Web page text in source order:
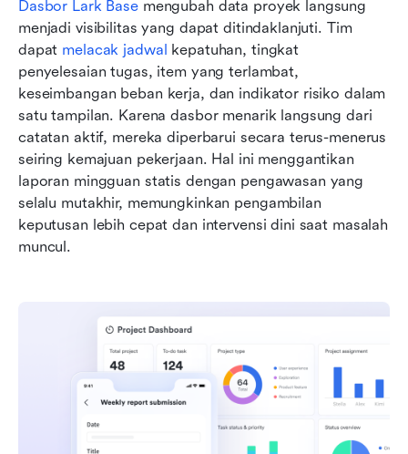
Dasbor Lark Base mengubah data proyek langsung
menjadi visibilitas yang dapat ditindaklanjuti. Tim
dapat melacak jadwal kepatuhan, tingkat
penyelesaian tugas, item yang terlambat,
keseimbangan beban kerja, dan indikator risiko dalam
satu tampilan. Karena dasbor menarik langsung dari
catatan aktif, mereka diperbarui secara terus-menerus
seiring kemajuan pekerjaan. Hal ini menggantikan
laporan mingguan statis dengan pengawasan yang
selalu mutakhir, memungkinkan pengambilan
keputusan lebih cepat dan intervensi dini saat masalah
muncul.